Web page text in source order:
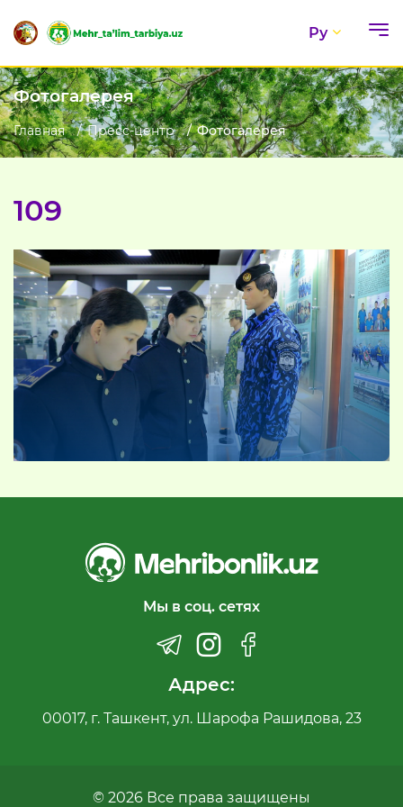
Ру
Фотогалерея
Главная Пресс-центр Фотогалерея
109
Мы в соц. сетях
Адрес:
00017, г. Ташкент, ул. Шарофа Рашидова, 23
© 2026 Все права защищены